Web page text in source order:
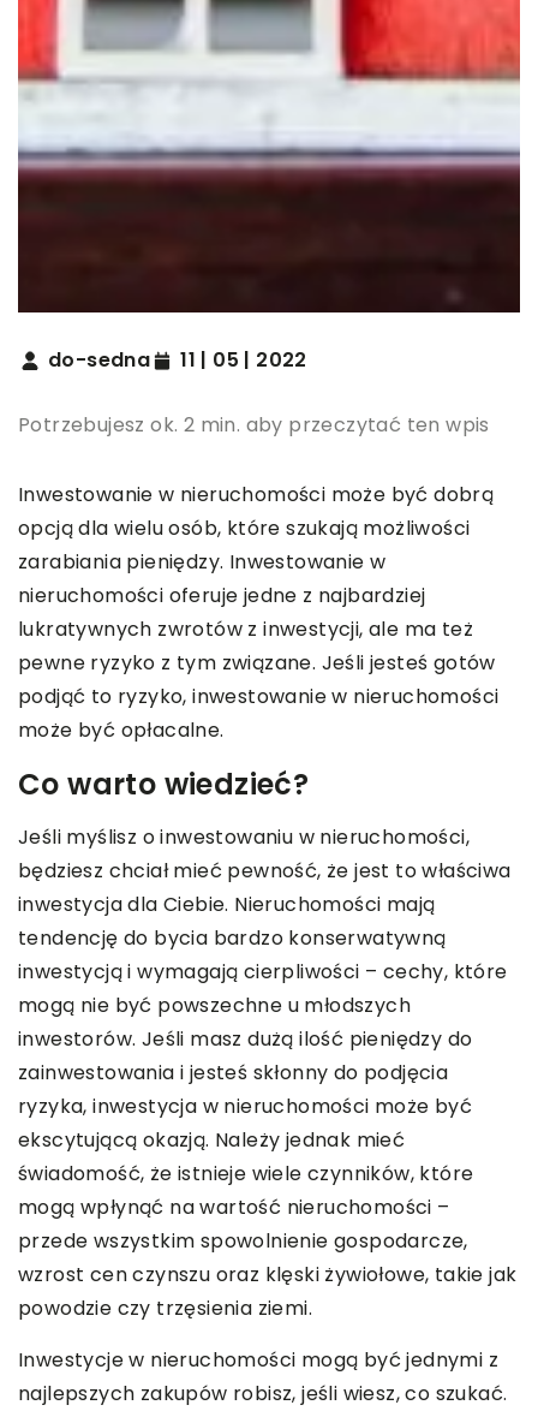
do-sedna 11 | 05 | 2022
Potrzebujesz ok. 2 min. aby przeczytać ten wpis
Inwestowanie w nieruchomości może być dobrą
opcją dla wielu osób, które szukają możliwości
zarabiania pieniędzy. Inwestowanie w
nieruchomości oferuje jedne z najbardziej
lukratywnych zwrotów z inwestycji, ale ma też
pewne ryzyko z tym związane. Jeśli jesteś gotów
podjąć to ryzyko, inwestowanie w nieruchomości
może być opłacalne.
Co warto wiedzieć?
Jeśli myślisz o inwestowaniu w nieruchomości,
będziesz chciał mieć pewność, że jest to właściwa
inwestycja dla Ciebie. Nieruchomości mają
tendencję do bycia bardzo konserwatywną
inwestycją i wymagają cierpliwości – cechy, które
mogą nie być powszechne u młodszych
inwestorów. Jeśli masz dużą ilość pieniędzy do
zainwestowania i jesteś skłonny do podjęcia
ryzyka, inwestycja w nieruchomości może być
ekscytującą okazją. Należy jednak mieć
świadomość, że istnieje wiele czynników, które
mogą wpłynąć na wartość nieruchomości –
przede wszystkim spowolnienie gospodarcze,
wzrost cen czynszu oraz klęski żywiołowe, takie jak
powodzie czy trzęsienia ziemi.
Inwestycje w nieruchomości mogą być jednymi z
najlepszych zakupów robisz, jeśli wiesz, co szukać.